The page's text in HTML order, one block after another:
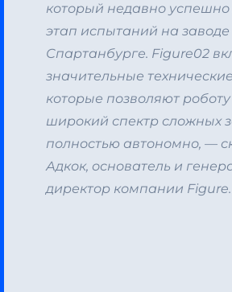
который недавно
этап испытаний на заводе
Спартанбурге. Figure02
значительные
которые позволяют
широкий спектр сложных
полностью автономно, —
Адкок, основатель и
директор компании Figure.